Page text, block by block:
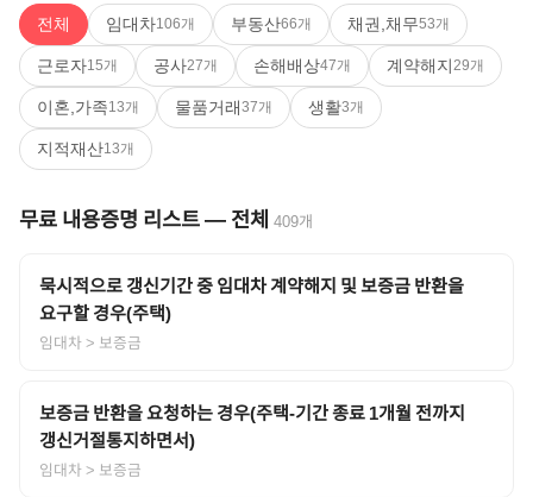
전체 임대차106개 부동산66개 채권,채무53개
근로자15개 공사27개 손해배상47개 계약해지29개
이혼,가족13개 물품거래37개 생활3개
지적재산13개
무료 내용증명 리스트—전체 409개
묵시적으로 갱신기간 중 임대차 계약해지 및 보증금 반환을
요구할 경우(주택)
임대차> 보증금
보증금 반환을 요청하는 경우(주택-기간 종료 1개월 전까지
갱신거절통지하면서)
임대차> 보증금